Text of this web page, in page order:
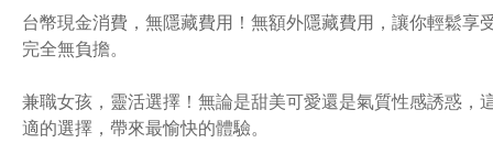
台幣現金消費，無隱藏費用！無額外隱藏費用，讓你輕鬆享
完全無負擔。
兼職女孩，靈活選擇！無論是甜美可愛還是氣質性感誘惑，
適的選擇，帶來最愉快的體驗。